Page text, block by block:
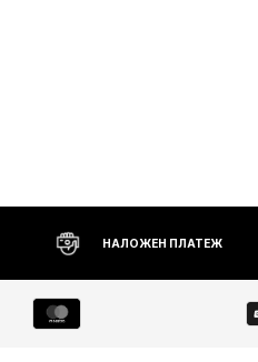
НАЛОЖЕН ПЛАТЕЖ